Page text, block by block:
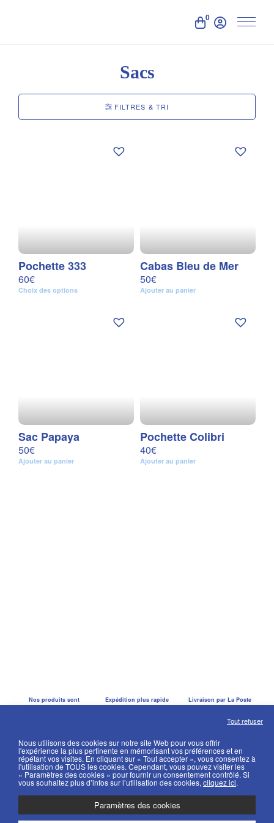
0
Sacs
FILTRES & TRI
Pochette 333
60€
Choix des options
Cabas Bleu de Mer
50€
Ajouter au panier
Sac Papaya
50€
Ajouter au panier
Pochette Colibri
40€
Ajouter au panier
Nos produits sont
faits main
Expédition plus rapide
que la lumière
Livraison par La Poste
ou Mondial Relay
Livraison offerte
dès 100€ d’achat
Paiement par CB
ou PayPal sécurisé
Nous utilisons des cookies sur notre site Web pour vous offrir
l'expérience la plus pertinente en mémorisant vos préférences et en
répétant vos visites. En cliquant sur « Tout accepter », vous consentez à
l'utilisation de TOUS les cookies. Cependant, vous pouvez visiter les
« Paramètres des cookies » pour fournir un consentement contrôlé. Si
vous souhaitez plus d’infos sur l’utilisation des cookies, cliquez ici.
Tout refuser
Paramètres des cookies